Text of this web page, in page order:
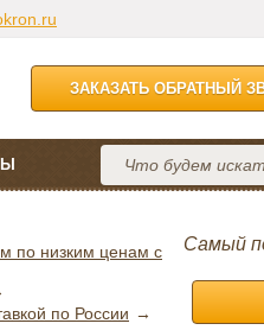
ЗАКАЗАТЬ ОБРАТНЫЙ
по низким ценам с
по России
Самый